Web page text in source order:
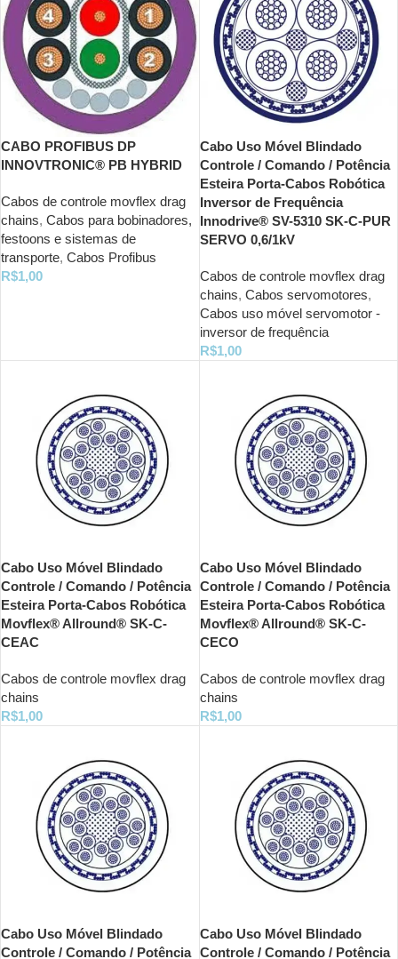
CABO PROFIBUS DP
INNOVTRONIC® PB HYBRID
Cabos de controle movflex drag
chains, Cabos para bobinadores,
festoons e sistemas de
transporte, Cabos Profibus
R$1,00
Cabo Uso Móvel Blindado
Controle / Comando / Potência
Esteira Porta-Cabos Robótica
Inversor de Frequência
Innodrive® SV-5310 SK-C-PUR
SERVO 0,6/1kV
Cabos de controle movflex drag
chains, Cabos servomotores,
Cabos uso móvel servomotor -
inversor de frequência
R$1,00
Cabo Uso Móvel Blindado
Controle / Comando / Potência
Esteira Porta-Cabos Robótica
Movflex® Allround® SK-C-
CEAC
Cabos de controle movflex drag
chains
R$1,00
Cabo Uso Móvel Blindado
Controle / Comando / Potência
Esteira Porta-Cabos Robótica
Movflex® Allround® SK-C-
CECO
Cabos de controle movflex drag
chains
R$1,00
Cabo Uso Móvel Blindado
Controle / Comando / Potência
Cabo Uso Móvel Blindado
Controle / Comando / Potência